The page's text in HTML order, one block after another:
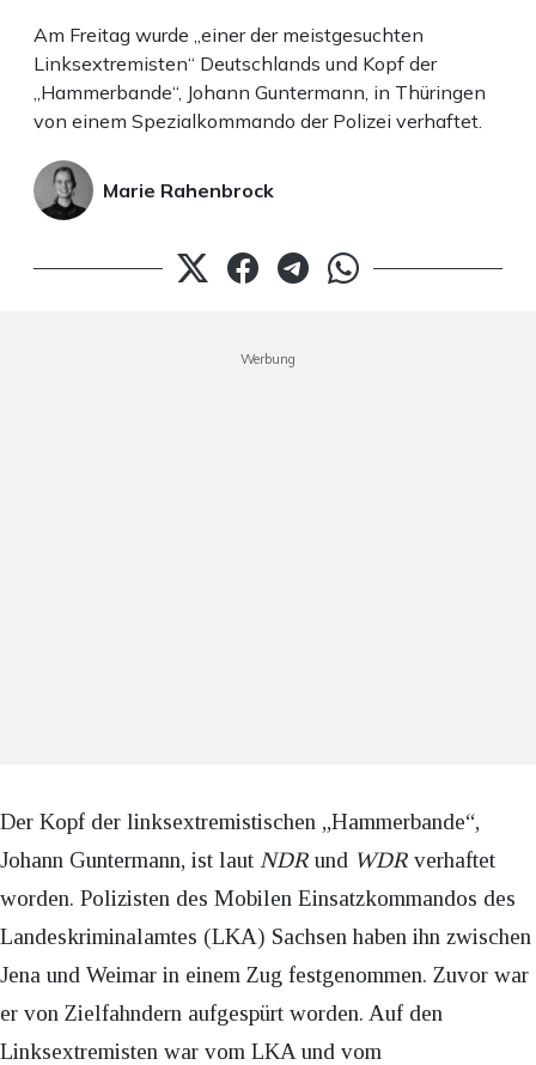
Am Freitag wurde „einer der meistgesuchten
Linksextremisten“ Deutschlands und Kopf der
„Hammerbande“, Johann Guntermann, in Thüringen
von einem Spezialkommando der Polizei verhaftet.
Marie Rahenbrock
Werbung
Der Kopf der linksextremistischen „Hammerbande“,
Johann Guntermann, ist laut NDR und WDR verhaftet
worden. Polizisten des Mobilen Einsatzkommandos des
Landeskriminalamtes (LKA) Sachsen haben ihn zwischen
Jena und Weimar in einem Zug festgenommen. Zuvor war
er von Zielfahndern aufgespürt worden. Auf den
Linksextremisten war vom LKA und vom